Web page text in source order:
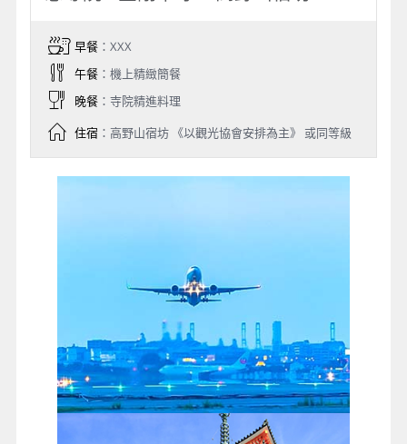
早餐：XXX
午餐：機上精緻簡餐
晚餐：寺院精進料理
住宿：高野山宿坊 《以觀光協會安排為主》 或同等級